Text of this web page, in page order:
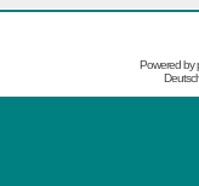
Powered by